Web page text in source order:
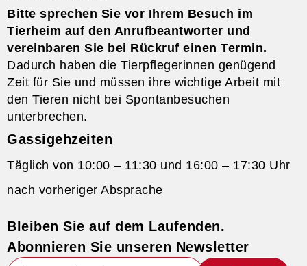
Bitte sprechen Sie vor Ihrem Besuch im
Tierheim auf den Anrufbeantworter und
vereinbaren Sie bei Rückruf einen Termin.
Dadurch haben die Tierpflegerinnen genügend
Zeit für Sie und müssen ihre wichtige Arbeit mit
den Tieren nicht bei Spontanbesuchen
unterbrechen.
Gassigehzeiten
Täglich von 10:00 – 11:30 und 16:00 – 17:30 Uhr
nach vorheriger Absprache
Bleiben Sie auf dem Laufenden.
Abonnieren Sie unseren Newsletter